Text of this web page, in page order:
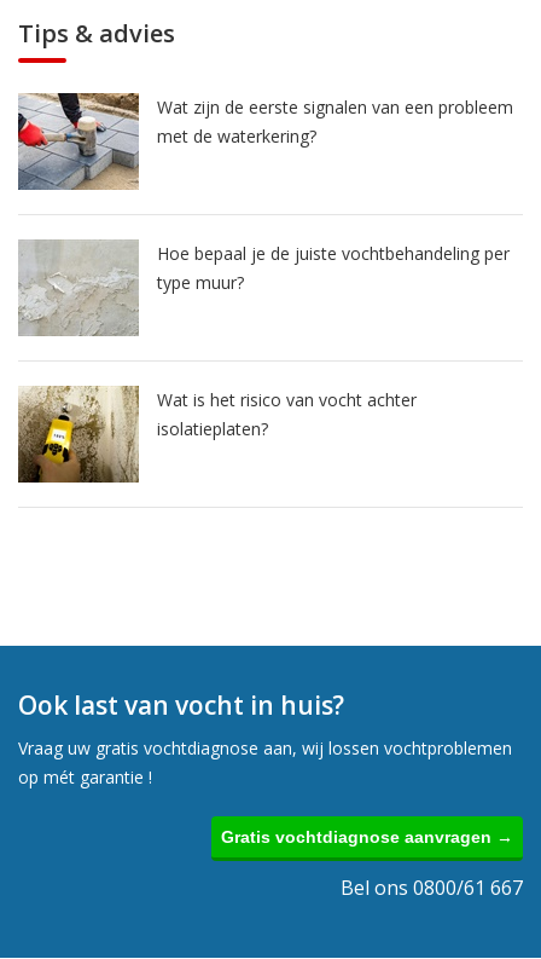
Tips & advies
Wat zijn de eerste signalen van een probleem
met de waterkering?
Hoe bepaal je de juiste vochtbehandeling per
type muur?
Wat is het risico van vocht achter
isolatieplaten?
Ook last van vocht in huis?
Vraag uw gratis vochtdiagnose aan, wij lossen vochtproblemen
op mét garantie !
Gratis vochtdiagnose aanvragen →
Bel ons 0800/61 667